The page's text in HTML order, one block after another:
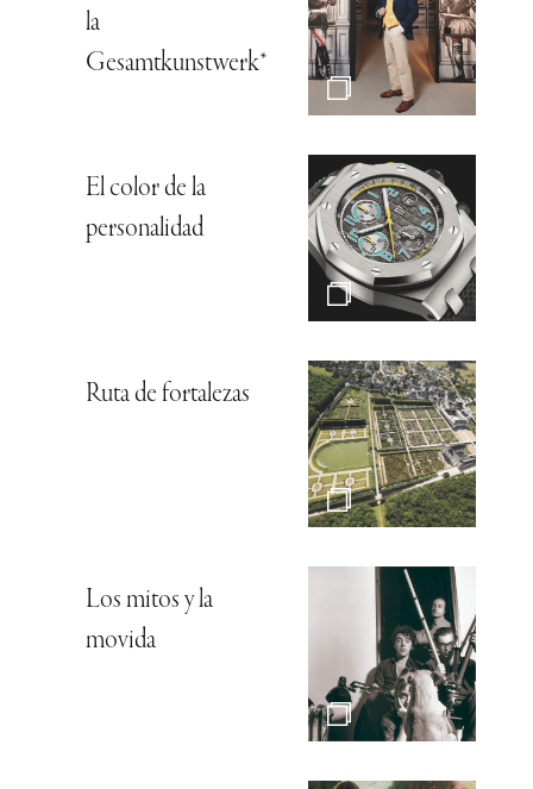
la
Gesamtkunstwerk*
El color de la
personalidad
Ruta de fortalezas
Los mitos y la
movida